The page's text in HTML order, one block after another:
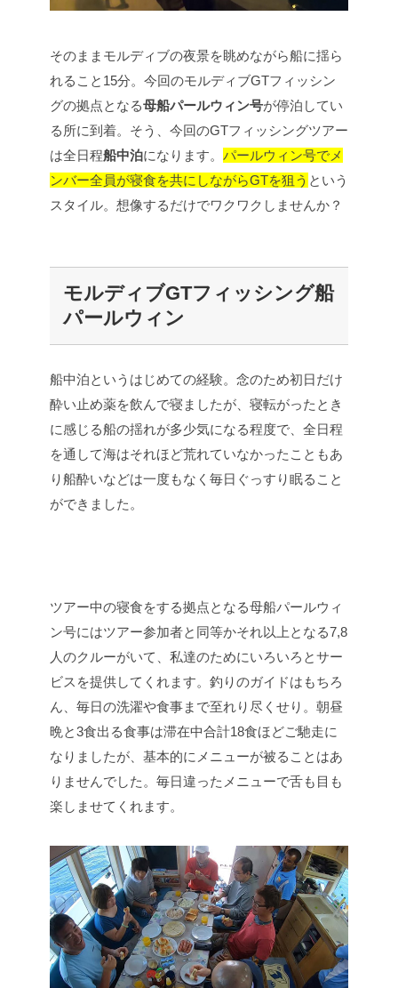
そのままモルディブの夜景を眺めながら船に揺ら
れること15分。今回のモルディブGTフィッシン
グの拠点となる母船パールウィン号が停泊してい
る所に到着。そう、今回のGTフィッシングツアー
は全日程船中泊になります。 パールウィン号でメ
ンバー全員が寝食を共にしながらGTを狙う という
スタイル。想像するだけでワクワクしませんか？
モルディブGTフィッシング船
パールウィン
船中泊というはじめての経験。念のため初日だけ
酔い止め薬を飲んで寝ましたが、寝転がったとき
に感じる船の揺れが多少気になる程度で、全日程
を通して海はそれほど荒れていなかったこともあ
り船酔いなどは一度もなく毎日ぐっすり眠ること
ができました。
ツアー中の寝食をする拠点となる母船パールウィ
ン号にはツアー参加者と同等かそれ以上となる7,8
人のクルーがいて、私達のためにいろいろとサー
ビスを提供してくれます。釣りのガイドはもちろ
ん、毎日の洗濯や食事まで至れり尽くせり。朝昼
晩と3食出る食事は滞在中合計18食ほどご馳走に
なりましたが、基本的にメニューが被ることはあ
りませんでした。毎日違ったメニューで舌も目も
楽しませてくれます。